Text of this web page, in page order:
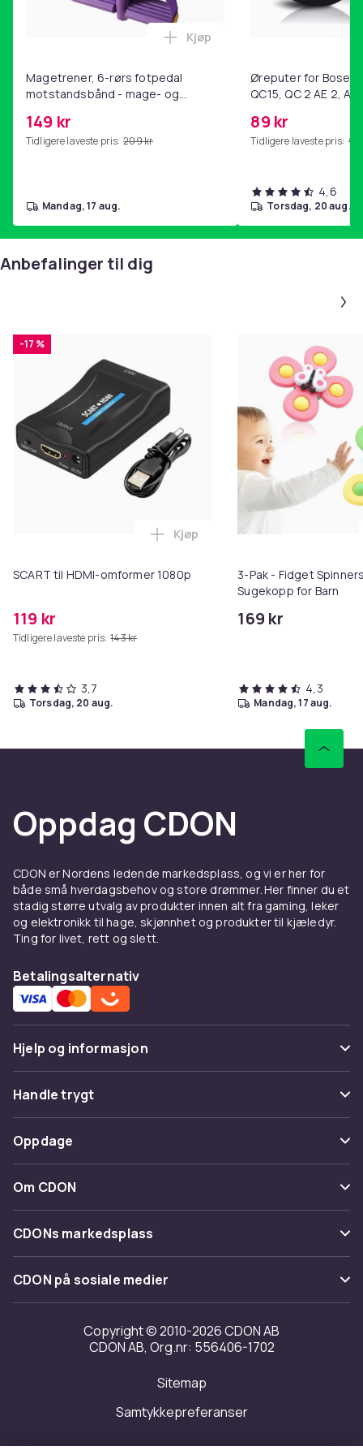
Magetrener, 6-rørs fotpedal
motstandsbånd - mage- og
hjemmegymnastikk Purple
149 kr
Tidligere laveste pris: 209 kr
Legg Magetrener, 6-rørs
Kjøp
mandag, 17 aug.
Øreputer for Bose
QC15, QC 2 AE 2, AE
89 kr
Tidligere laveste pris: 99
4,6
torsdag, 20 aug.
Anbefalinger til dig
-17 %
SCART til HDMI-omformer 1080p
119 kr
Tidligere laveste pris: 143 kr
Legg SCART til HDMI-omformer
Kjøp
3,7
torsdag, 20 aug.
3-Pak - Fidget
Sugekopp for Barn
169 kr
4,3
mandag, 17 aug.
Oppdag CDON
CDON er Nordens ledende markedsplass, og vi er her for
både små hverdagsbehov og store drømmer. Her finner du et
stadig større utvalg av produkter innen alt fra gaming, leker
og elektronikk til hage, skjønnhet og produkter til kjæledyr.
Ting for livet, rett og slett.
Betalingsalternativ
Hjelp og informasjon
Vanlige spørsmål
Spor pakke
Angre & returner her
Kontakt oss
Handle trygt
Betaling
Levering
Tilbakekallinger
Oppdage
Kategorier
Varemerker
Om CDON
Om oss
Kundeanmeldelser
Jobbe på CDON
Investor relations
Tilgjengelighet
CDONs markedsplass
Merchant Help Center
CDON på sosiale medier
Copyright © 2010-2026 CDON AB
CDON AB, Org.nr: 556406-1702
Sitemap
Samtykkepreferanser